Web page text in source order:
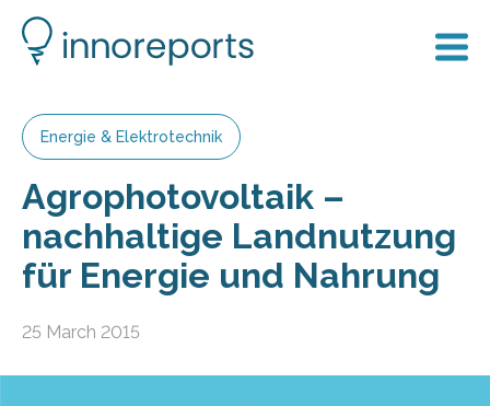
Energie & Elektrotechnik
Agrophotovoltaik –
nachhaltige Landnutzung
für Energie und Nahrung
25 March 2015